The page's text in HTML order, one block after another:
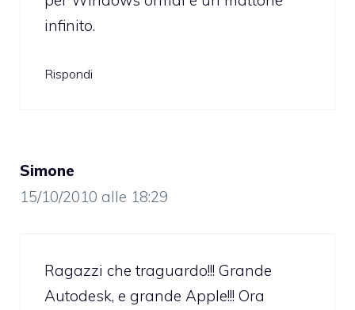
infinito.
Rispondi
Simone
15/10/2010 alle 18:29
Ragazzi che traguardo!!! Grande
Autodesk, e grande Apple!!! Ora